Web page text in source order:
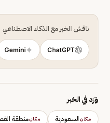
ناقش الخبر مع الذكاء الاصطناعي
ChatGPT
Gemini
وَرَد في الخبر
مكانالسعودية مكانمنطقة